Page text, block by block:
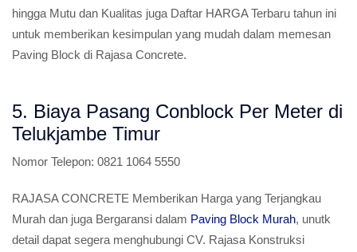
hingga Mutu dan Kualitas juga Daftar HARGA Terbaru tahun ini
untuk memberikan kesimpulan yang mudah dalam memesan
Paving Block di Rajasa Concrete.
5. Biaya Pasang Conblock Per Meter di
Telukjambe Timur
Nomor Telepon: 0821 1064 5550
RAJASA CONCRETE Memberikan Harga yang Terjangkau
Murah dan juga Bergaransi dalam Paving Block Murah, unutk
detail dapat segera menghubungi CV. Rajasa Konstruksi